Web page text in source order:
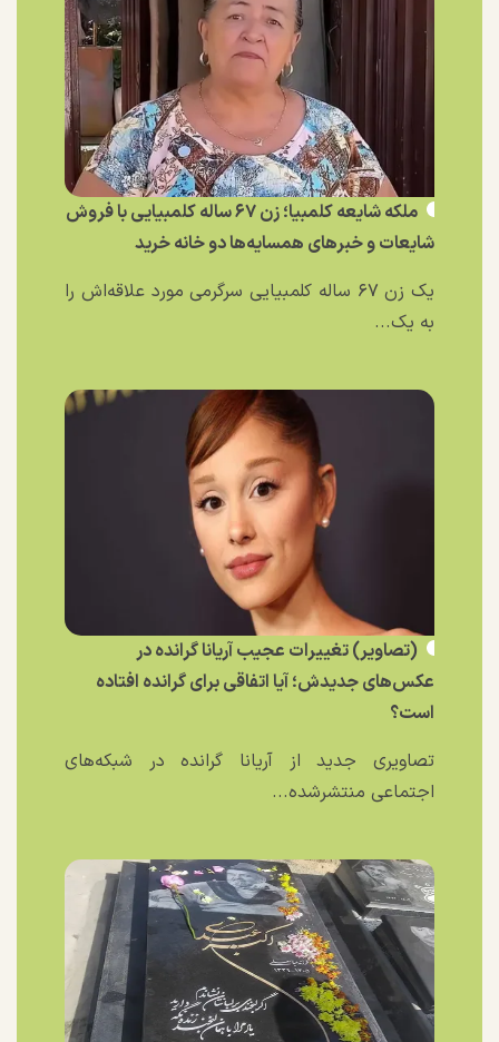
ملکه شایعه کلمبیا؛ زن ۶۷ ساله کلمبیایی با فروش
شایعات و خبر‌های همسایه‌ها دو خانه خرید
یک زن ۶۷ ساله کلمبیایی سرگرمی مورد علاقه‌اش را
به یک...
(تصاویر) تغییرات عجیب آریانا گرانده در
عکس‌های جدیدش؛ آیا اتفاقی برای گرانده افتاده
است؟
تصاویری جدید از آریانا گرانده در شبکه‌های
اجتماعی منتشرشده...